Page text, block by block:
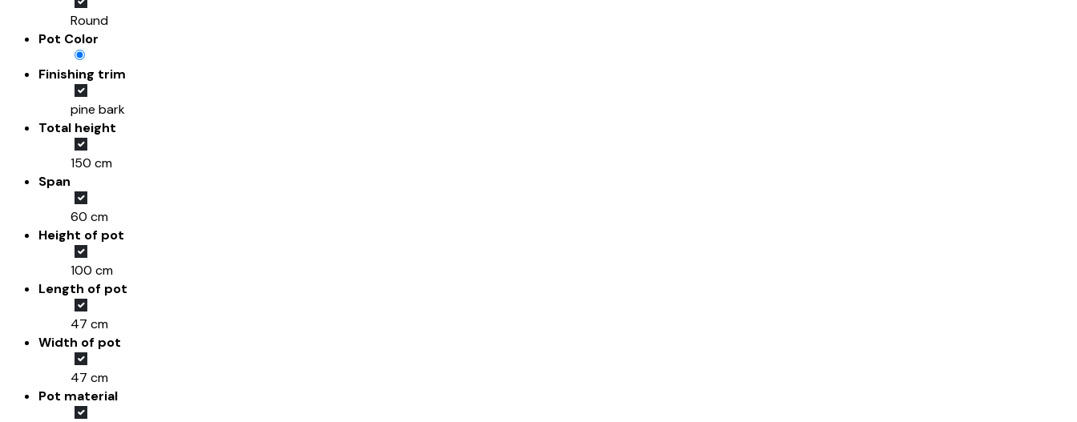
Round
Pot Color
Finishing trim
pine bark
Total height
150 cm
Span
60 cm
Height of pot
100 cm
Length of pot
47 cm
Width of pot
47 cm
Pot material